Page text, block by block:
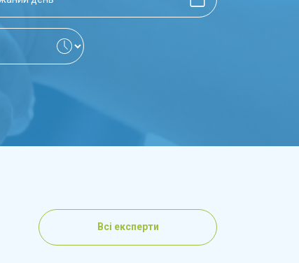
Всі експерти